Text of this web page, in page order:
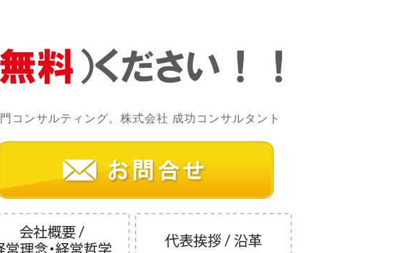
コンサルティング。株式会社 成功コンサルタント